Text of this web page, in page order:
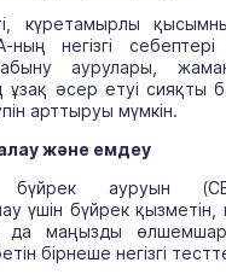
күретамырлы
ның негізгі
аурулары,
ұзақ әсер етуі сияқты
арттыруы мүмкін.
және емдеу
бүйрек ауруын
үшін бүйрек қызметін,
маңызды
бірнеше негізгі